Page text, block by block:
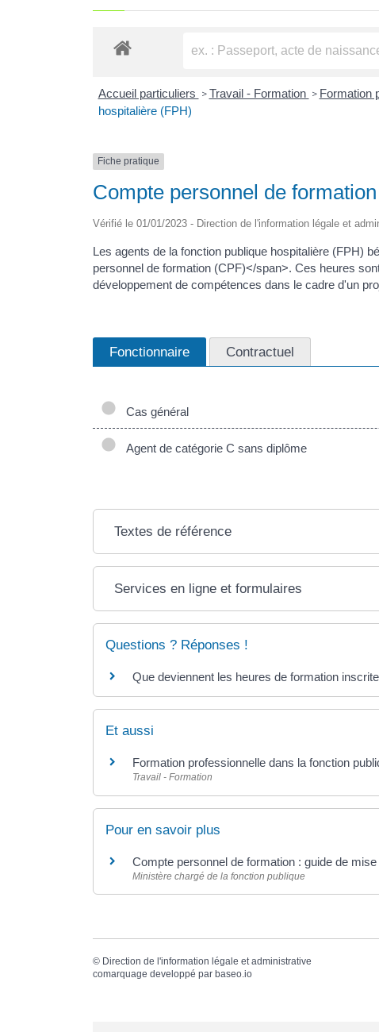
Accueil particuliers > Travail - Formation > Formation
hospitalière (FPH)
Fiche pratique
Compte personnel de
Vérifié le 01/01/2023 - Direction de l'information légale et
Les agents de la fonction publique hospitalière (FPH)
personnel de formation (CPF)</span>. Ces heures
développement de compétences dans le cadre d'un
Fonctionnaire Contractuel
Cas général
Agent de catégorie C sans diplôme
Textes de référence
Services en ligne et formulaires
Questions ? Réponses !
Que deviennent les heures de formation
Et aussi
Formation professionnelle dans la fonction
Travail - Formation
Pour en savoir plus
Compte personnel de formation : guide de
Ministère chargé de la fonction publique
© Direction de l'information légale et administrative
comarquage developpé par baseo.io